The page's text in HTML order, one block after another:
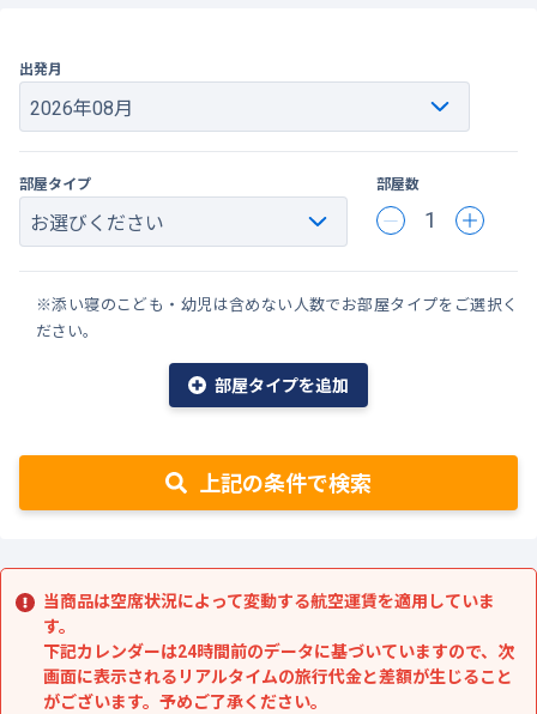
出発月
部屋タイプ 部屋数
1
※添い寝のこども・幼児は含めない人数でお部屋タイプをご選択く
ださい。
部屋タイプを追加
上記の条件で検索
当商品は空席状況によって変動する航空運賃を適用していま
す。
下記カレンダーは24時間前のデータに基づいていますので、次
画面に表示されるリアルタイムの旅行代金と差額が生じること
がございます。予めご了承ください。